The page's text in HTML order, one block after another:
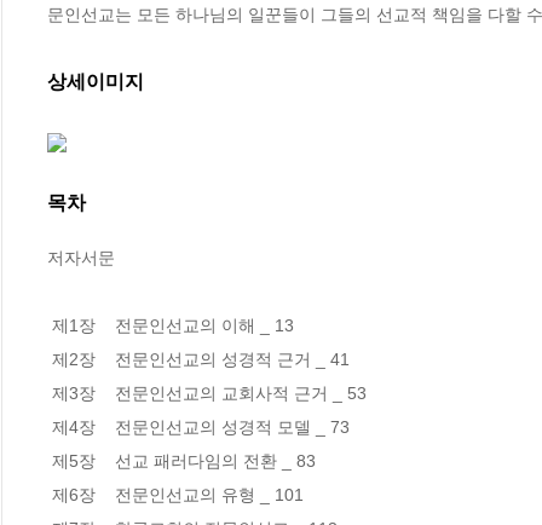
문인선교는 모든 하나님의 일꾼들이 그들의 선교적 책임을 다할
상세이미지
목차
저자서문